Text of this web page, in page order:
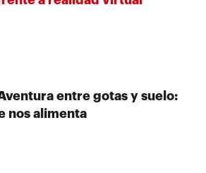
Aventura entre gotas y suelo:
nos alimenta